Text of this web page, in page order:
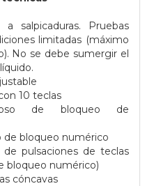
salpicaduras. Pruebas
limitadas (máximo
No se debe sumergir el
10 teclas
de bloqueo de
de bloqueo numérico
pulsaciones de teclas
bloqueo numérico)
cóncavas